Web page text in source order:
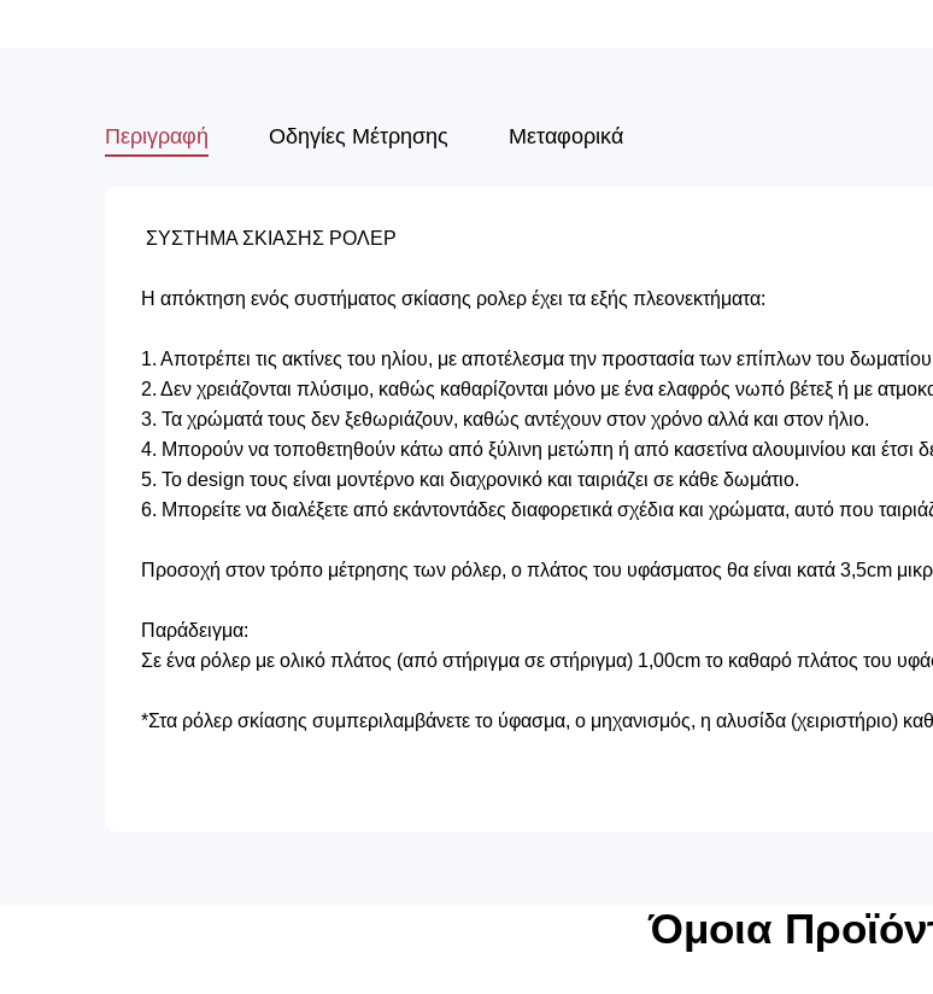
Περιγραφή Οδηγίες Μέτρησης Μεταφορικά
ΣΥΣΤΗΜΑ ΣΚΙΑΣΗΣ ΡΟΛΕΡ
Η απόκτηση ενός συστήματος σκίασης ρολερ έχει τα εξής πλεονεκτήματα:
1. Αποτρέπει τις ακτίνες του ηλίου, με αποτέλεσμα την προστασία των επίπλων του
2. Δεν χρειάζονται πλύσιμο, καθώς καθαρίζονται μόνο με ένα ελαφρός νωπό βέτεξ ή με
3. Τα χρώματά τους δεν ξεθωριάζουν, καθώς αντέχουν στον χρόνο αλλά και στον ήλιο.
4. Μπορούν να τοποθετηθούν κάτω από ξύλινη μετώπη ή από κασετίνα αλουμινίου και έτσι
5. Το design τους είναι μοντέρνο και διαχρονικό και ταιριάζει σε κάθε δωμάτιο.
6. Μπορείτε να διαλέξετε από εκάντοντάδες διαφορετικά σχέδια και χρώματα, αυτό που
Προσοχή στον τρόπο μέτρησης των ρόλερ, ο πλάτος του υφάσματος θα είναι κατά 3,5cm
Παράδειγμα:
Σε ένα ρόλερ με ολικό πλάτος (από στήριγμα σε στήριγμα) 1,00cm το καθαρό πλάτος του
*Στα ρόλερ σκίασης συμπεριλαμβάνετε το ύφασμα, ο μηχανισμός, η αλυσίδα (χειριστήριο)
Όμοια